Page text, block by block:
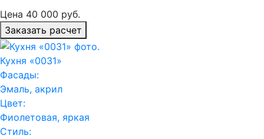
Цена 40 000 руб.
Заказать расчет
Кухня «0031»
Фасады:
Эмаль, акрил
Цвет:
Фиолетовая, яркая
Стиль: